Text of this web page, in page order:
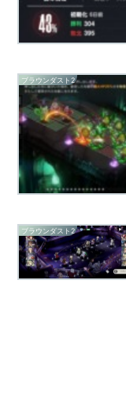
ブラウンダスト2
ブラウンダスト2